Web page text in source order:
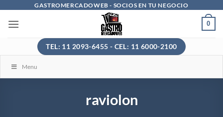
contenido
GASTROMERCADOWEB - SOCIOS EN TU NEGOCIO
0
TEL: 11 2093-6455 - CEL: 11 6000-2100
Menu
raviolon